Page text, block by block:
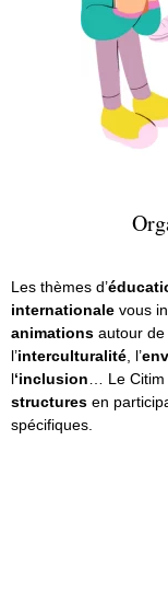
Les thèmes d’
internationale vous
animations autour de
l’interculturalité , l’
l‘inclusion
Le
structures en
spécifiques.